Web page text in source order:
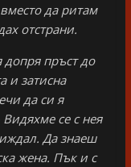
да ритам
отстрани.
допря пръст до
и затисна
да си я
се с нея
Да знаеш
жена. Пък и с